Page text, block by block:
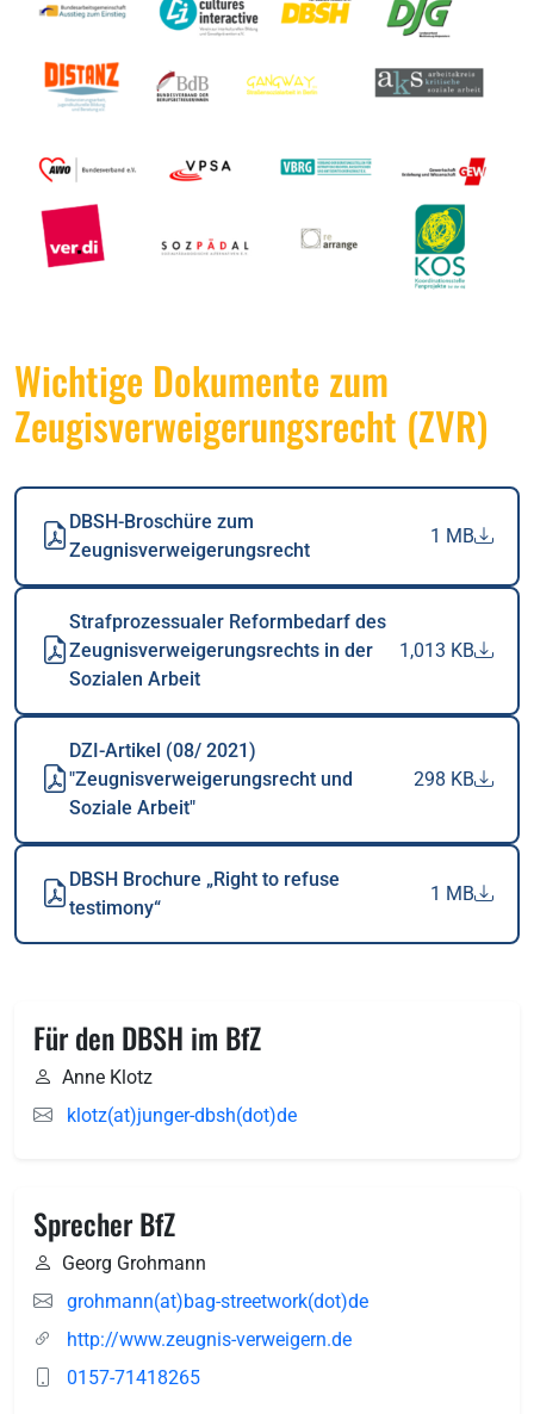
Wichtige Dokumente zum
Zeugisverweigerungsrecht (ZVR)
DBSH-Broschüre zum
Zeugnisverweigerungsrecht
1 MB
Strafprozessualer Reformbedarf des
Zeugnisverweigerungsrechts in der
Sozialen Arbeit
1,013 KB
DZI-Artikel (08/ 2021)
"Zeugnisverweigerungsrecht und
Soziale Arbeit"
298 KB
DBSH Brochure „Right to refuse
testimony“
1 MB
Für den DBSH im BfZ
Anne Klotz
klotz(at)junger-dbsh(dot)de
Sprecher BfZ
Georg Grohmann
grohmann(at)bag-streetwork(dot)de
http://www.zeugnis-verweigern.de
0157-71418265